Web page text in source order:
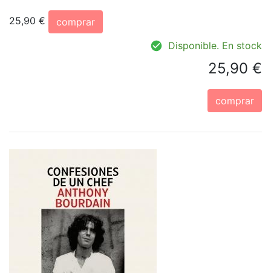
25,90 €
comprar
Disponible. En stock
25,90 €
comprar